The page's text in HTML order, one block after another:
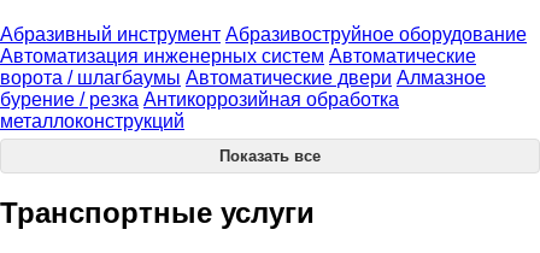
Абразивный инструмент Абразивоструйное оборудование
Автоматизация инженерных систем Автоматические
ворота / шлагбаумы Автоматические двери Алмазное
бурение / резка Антикоррозийная обработка
металлоконструкций
Показать все
Транспортные услуги